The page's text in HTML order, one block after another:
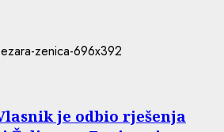
je odbio rješenja